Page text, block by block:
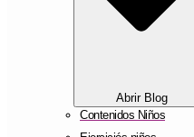
Abrir Blog
Contenidos Niños